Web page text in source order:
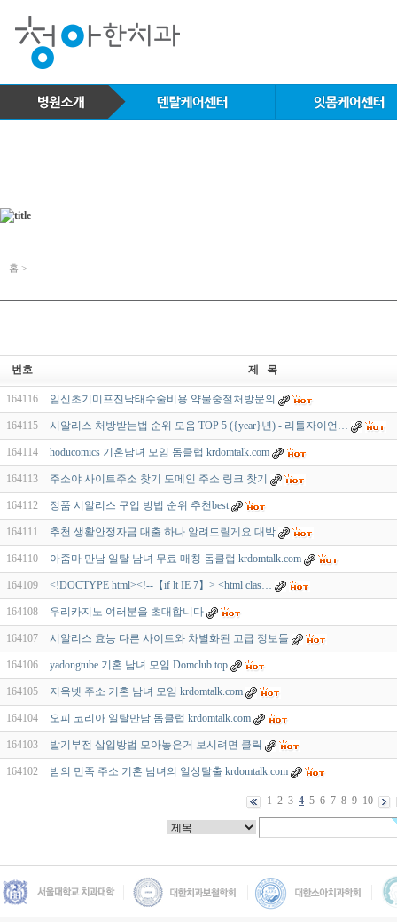
홈 >
번호 제 목
164116 임신초기미프진낙태수술비용 약물중절처방문의
164115 시알리스 처방받는법 순위 모음 TOP 5 ({year}년) - 리틀자이언…
164114 hoducomics 기혼남녀 모임 돔클럽 krdomtalk.com
164113 주소야 사이트주소 찾기 도메인 주소 링크 찾기
164112 정품 시알리스 구입 방법 순위 추천best
164111 추천 생활안정자금 대출 하나 알려드릴게요 대박
164110 아줌마 만남 일탈 남녀 무료 매칭 돔클럽 krdomtalk.com
164109 <!DOCTYPE html><!--【if lt IE 7】> <html clas…
164108 우리카지노 여러분을 초대합니다
164107 시알리스 효능 다른 사이트와 차별화된 고급 정보들
164106 yadongtube 기혼 남녀 모임 Domclub.top
164105 지옥넷 주소 기혼 남녀 모임 krdomtalk.com
164104 오피 코리아 일탈만남 돔클럽 krdomtalk.com
164103 발기부전 삽입방법 모아놓은거 보시려면 클릭
164102 밤의 민족 주소 기혼 남녀의 일상탈출 krdomtalk.com
1 2 3 4 5 6 7 8 9 10